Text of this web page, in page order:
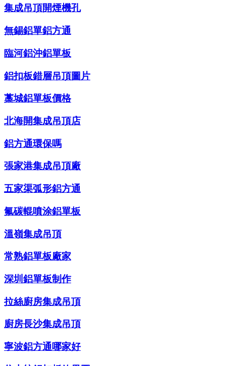
集成吊頂開煙機孔
無錫鋁單鋁方通
臨河鋁沖鋁單板
鋁扣板錯層吊頂圖片
藁城鋁單板價格
北海開集成吊頂店
鋁方通環保嗎
張家港集成吊頂廠
五家渠弧形鋁方通
氟碳輥噴涂鋁單板
溫嶺集成吊頂
常熟鋁單板廠家
深圳鋁單板制作
拉絲廚房集成吊頂
廚房長沙集成吊頂
寧波鋁方通哪家好